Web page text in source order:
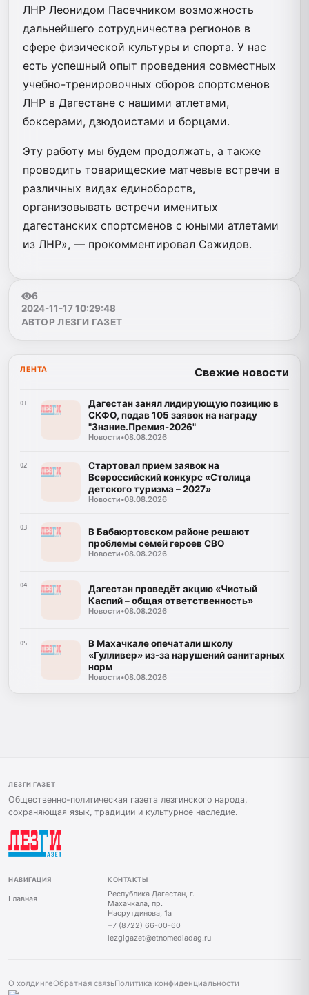
ЛНР Леонидом Пасечником возможность
дальнейшего сотрудничества регионов в
сфере физической культуры и спорта. У нас
есть успешный опыт проведения совместных
учебно-тренировочных сборов спортсменов
ЛНР в Дагестане с нашими атлетами,
боксерами, дзюдоистами и борцами.
Эту работу мы будем продолжать, а также
проводить товарищеские матчевые встречи в
различных видах единоборств,
организовывать встречи именитых
дагестанских спортсменов с юными атлетами
из ЛНР», — прокомментировал Сажидов.
6
2024-11-17 10:29:48
АВТОР ЛЕЗГИ ГАЗЕТ
ЛЕНТА Свежие новости
01
Дагестан занял лидирующую позицию в
СКФО, подав 105 заявок на награду
"Знание.Премия-2026"
Новости•08.08.2026
02
Стартовал прием заявок на
Всероссийский конкурс «Столица
детского туризма – 2027»
Новости•08.08.2026
03
В Бабаюртовском районе решают
проблемы семей героев СВО
Новости•08.08.2026
04
Дагестан проведёт акцию «Чистый
Каспий – общая ответственность»
Новости•08.08.2026
05
В Махачкале опечатали школу
«Гулливер» из-за нарушений санитарных
норм
Новости•08.08.2026
ЛЕЗГИ ГАЗЕТ
Общественно-политическая газета лезгинского народа,
сохраняющая язык, традиции и культурное наследие.
НАВИГАЦИЯ
Главная
КОНТАКТЫ
Республика Дагестан, г.
Махачкала, пр.
Насрутдинова, 1а
+7 (8722) 66-00-60
lezgigazet@etnomediadag.ru
О холдингеОбратная связьПолитика конфиденциальности